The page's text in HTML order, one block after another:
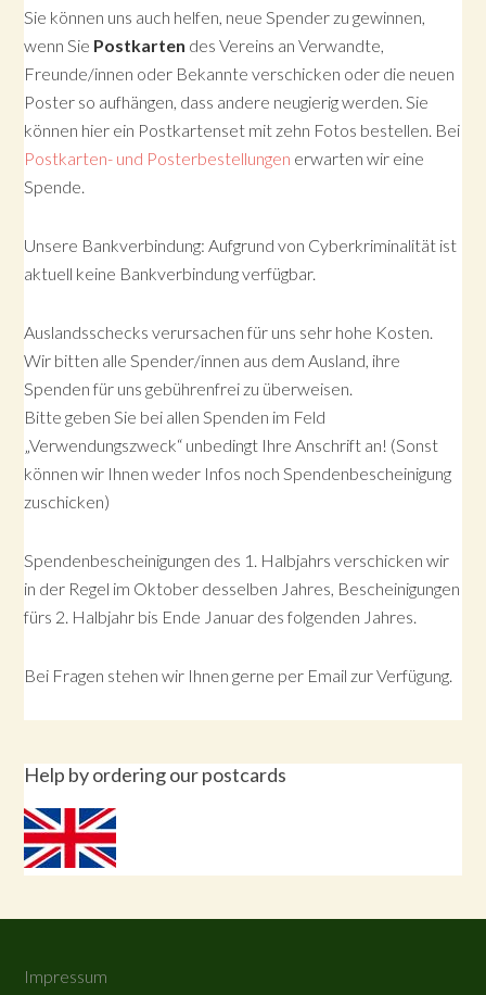
Sie können uns auch helfen, neue Spender zu gewinnen,
wenn Sie Postkarten des Vereins an Verwandte,
Freunde/innen oder Bekannte verschicken oder die neuen
Poster so aufhängen, dass andere neugierig werden. Sie
können hier ein Postkartenset mit zehn Fotos bestellen. Bei
Postkarten- und Posterbestellungen erwarten wir eine
Spende.
Unsere Bankverbindung: Aufgrund von Cyberkriminalität ist
aktuell keine Bankverbindung verfügbar.
Auslandsschecks verursachen für uns sehr hohe Kosten.
Wir bitten alle Spender/innen aus dem Ausland, ihre
Spenden für uns gebührenfrei zu überweisen.
Bitte geben Sie bei allen Spenden im Feld
„Verwendungszweck“ unbedingt Ihre Anschrift an! (Sonst
können wir Ihnen weder Infos noch Spendenbescheinigung
zuschicken)
Spendenbescheinigungen des 1. Halbjahrs verschicken wir
in der Regel im Oktober desselben Jahres, Bescheinigungen
fürs 2. Halbjahr bis Ende Januar des folgenden Jahres.
Bei Fragen stehen wir Ihnen gerne per Email zur Verfügung.
Help by ordering our postcards
Impressum